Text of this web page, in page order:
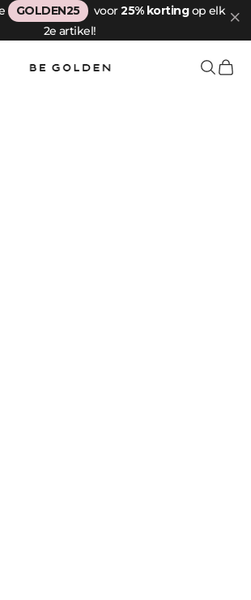
GOLDEN25 voor25% kortingop elk
2e artikel!
Zoeken
SETS